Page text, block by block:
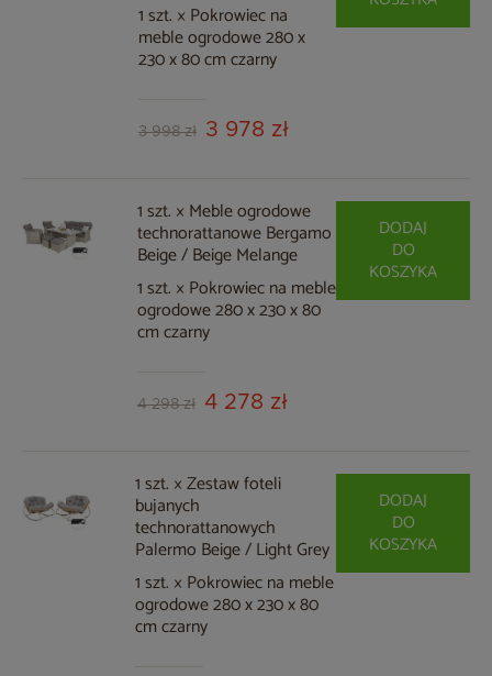
1 szt. × Pokrowiec na
meble ogrodowe 280 x
230 x 80 cm czarny
3 998 zł 3 978 zł
1 szt. × Meble ogrodowe
technorattanowe Bergamo
Beige / Beige Melange
1 szt. × Pokrowiec na meble
ogrodowe 280 x 230 x 80
cm czarny
4 298 zł 4 278 zł
DODAJ
DO
KOSZYKA
1 szt. × Zestaw foteli
bujanych
technorattanowych
Palermo Beige / Light Grey
1 szt. × Pokrowiec na meble
ogrodowe 280 x 230 x 80
cm czarny
DODAJ
DO
KOSZYKA